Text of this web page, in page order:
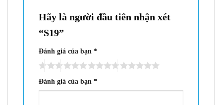
Hãy là người đầu tiên nhận xét
“S19”
Đánh giá của bạn *
Đánh giá của bạn *